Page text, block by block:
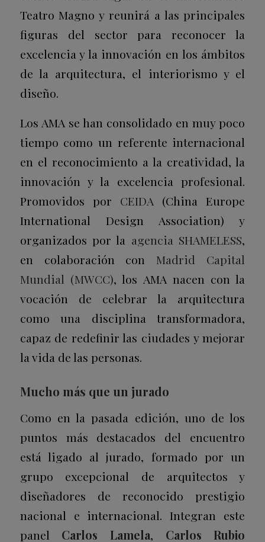
Teatro Magno y reunirá a las principales
figuras del sector para reconocer la
excelencia y la innovación en los ámbitos
de la arquitectura, el interiorismo y el
diseño.
Los AMA se han consolidado en muy poco
tiempo como un referente internacional
en el reconocimiento a la creatividad, la
innovación y la excelencia profesional.
Promovidos por CEIDA (China Europe
International Design Association) y
organizados por la agencia SHAMELESS,
en colaboración con Madrid Capital
Mundial (MWCC), los AMA nacen con la
vocación de celebrar la arquitectura
como una disciplina transformadora,
capaz de redefinir las ciudades y mejorar
la vida de las personas.
Mucho más que un jurado
Como en la pasada edición, uno de los
puntos más destacados del encuentro
está ligado al jurado, formado por un
grupo excepcional de arquitectos y
diseñadores de reconocido prestigio
nacional e internacional. Integran este
panel Carlos Lamela, Carlos Rubio